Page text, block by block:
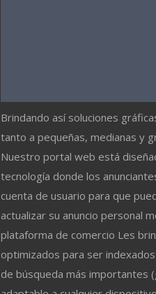
Brindando así soluciones
tanto a pequeñas, medianas y
Nuestro portal web está
tecnología donde los
cuenta de usuario para que
actualizar su anuncio personal
plataforma de comercio Les
optimizados para ser
de búsqueda más importantes